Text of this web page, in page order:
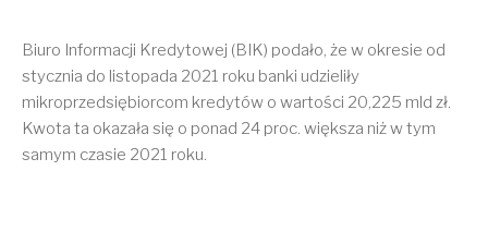
Biuro Informacji Kredytowej (BIK) podało, że w okresie od
stycznia do listopada 2021 roku banki udzieliły
mikroprzedsiębiorcom kredytów o wartości 20,225 mld zł.
Kwota ta okazała się o ponad 24 proc. większa niż w tym
samym czasie 2021 roku.